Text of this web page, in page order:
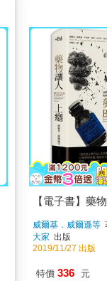
【電子書】藥
威爾基．威爾遜等
大家 出版
2019/11/27 出版
特價 336 元